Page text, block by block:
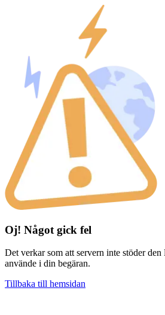
Oj! Något gick fel
Det verkar som att servern inte stöder
använde i din begäran.
Tillbaka till hemsidan